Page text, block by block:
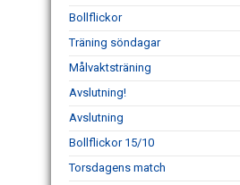
Bollflickor
Träning söndagar
Målvaktsträning
Avslutning!
Avslutning
Bollflickor 15/10
Torsdagens match